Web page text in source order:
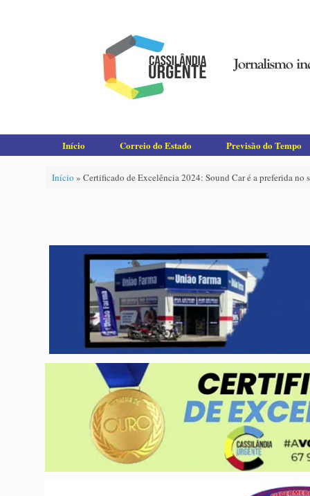
Início Correio do Estado Previsão do Tempo
Início » Certificado de Excelência 2024: Sound Car é a preferida